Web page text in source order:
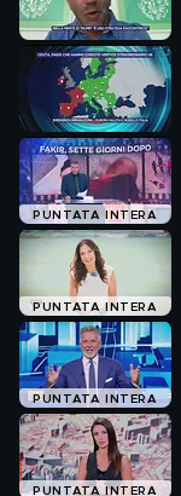
PUNTATA INTERA
PUNTATA INTERA
PUNTATA INTERA
PUNTATA INTERA